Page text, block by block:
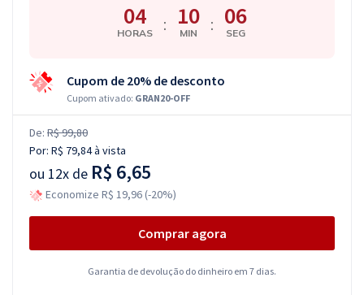
04
HORAS : 10
MIN : 05
SEG
Cupom de 20% de desconto
Cupom ativado: GRAN20-OFF
De: R$ 99,80
Por: R$ 79,84à vista
ou 12x de R$ 6,65
Economize R$ 19,96 (-20%)
Comprar agora
Garantia de devolução do dinheiro em 7 dias.